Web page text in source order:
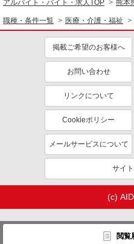
閲覧
アルバイト・バイト・求人TOP 熊本
職種・条件一覧 医療・介護・福祉
掲載ご希望のお客様へ
お問い合わせ
リンクについて
Cookieポリシー
メールサービスについて
サイ
(c)